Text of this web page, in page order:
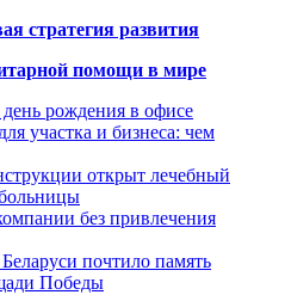
стратегия развития
помощи в мире
день рождения в офисе
участка и бизнеса: чем
открыт лечебный
без привлечения
почтило память
Победы